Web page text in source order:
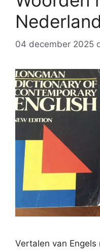
04 december 2025
Vertalen van